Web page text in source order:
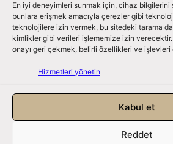
En iyi deneyimleri sunmak için, cihaz
bunlara erişmek amacıyla çerezler gibi
teknolojilere izin vermek, bu sitedeki tarama
kimlikler gibi verileri işlememize izin
onayı geri çekmek, belirli özellikleri ve
Hizmetleri yönetin
Kabul et
Reddet
Bizi Takip